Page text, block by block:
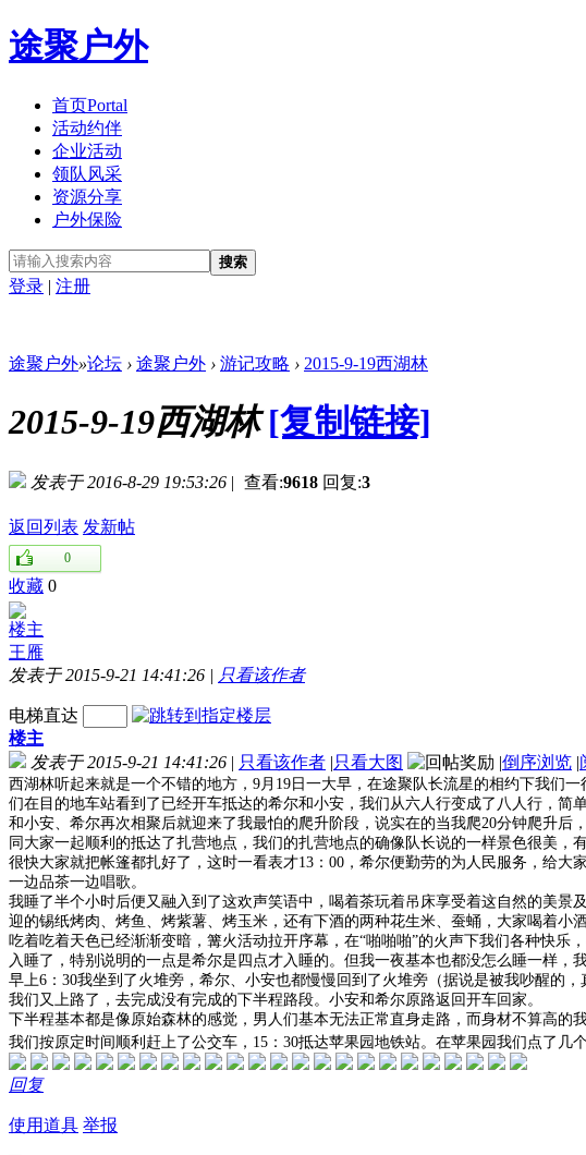
途聚户外
首页Portal
活动约伴
企业活动
领队风采
资源分享
户外保险
搜索
登录 | 注册
途聚户外»论坛 › 途聚户外 › 游记攻略 › 2015-9-19西湖林
2015-9-19西湖林 [复制链接]
发表于 2016-8-29 19:53:26 | 查看:9618 回复:3
返回列表 发新帖
0
收藏 0
楼主
王雁
发表于 2015-9-21 14:41:26 | 只看该作者
电梯直达
楼主
发表于 2015-9-21 14:41:26 | 只看该作者 |只看大图 |倒序浏览 |
西湖林听起来就是一个不错的地方，9月19日一大早，在途聚队长流星的相约下我们
们在目的地车站看到了已经开车抵达的希尔和小安，我们从六人行变成了八人行，简
和小安、希尔再次相聚后就迎来了我最怕的爬升阶段，说实在的当我爬20分钟爬升
同大家一起顺利的抵达了扎营地点，我们的扎营地点的确像队长说的一样景色很美
很快大家就把帐篷都扎好了，这时一看表才13：00，希尔便勤劳的为人民服务，给
一边品茶一边唱歌。
我睡了半个小时后便又融入到了这欢声笑语中，喝着茶玩着吊床享受着这自然的美
迎的锡纸烤肉、烤鱼、烤紫薯、烤玉米，还有下酒的两种花生米、蚕蛹，大家喝着小
吃着吃着天色已经渐渐变暗，篝火活动拉开序幕，在“啪啪啪”的火声下我们各种快
入睡了，特别说明的一点是希尔是四点才入睡的。但我一夜基本也都没怎么睡一样，
早上6：30我坐到了火堆旁，希尔、小安也都慢慢回到了火堆旁（据说是被我吵醒的
我们又上路了，去完成没有完成的下半程路段。小安和希尔原路返回开车回家。
下半程基本都是像原始森林的感觉，男人们基本无法正常直身走路，而身材不算高的
我们按原定时间顺利赶上了公交车，15：30抵达苹果园地铁站。在苹果园我们点了
回复
使用道具 举报